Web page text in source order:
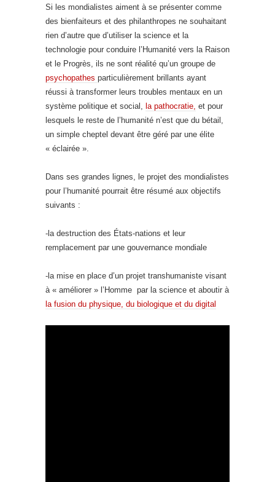
Si les mondialistes aiment à se présenter comme
des bienfaiteurs et des philanthropes ne souhaitant
rien d’autre que d’utiliser la science et la
technologie pour conduire l’Humanité vers la Raison
et le Progrès, ils ne sont réalité qu’un groupe de
psychopathes particulièrement brillants ayant
réussi à transformer leurs troubles mentaux en un
système politique et social, la pathocratie, et pour
lesquels le reste de l’humanité n’est que du bétail,
un simple cheptel devant être géré par une élite
« éclairée ».
Dans ses grandes lignes, le projet des mondialistes
pour l’humanité pourrait être résumé aux objectifs
suivants :
-la destruction des États-nations et leur
remplacement par une gouvernance mondiale
-la mise en place d’un projet transhumaniste visant
à « améliorer » l’Homme par la science et aboutir à
la fusion du physique, du biologique et du digital